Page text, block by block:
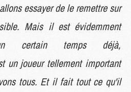
essayer de le remettre sur
Mais il est évidemment
certain temps déjà,
un joueur tellement important
tous. Et il fait tout ce qu'il